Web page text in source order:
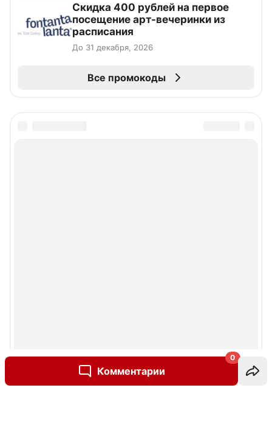
Комментарии
0
Cкидка 400 рублей на первое
посещение арт-вечеринки из
расписания
До 31 декабря, 2026
Все промокоды